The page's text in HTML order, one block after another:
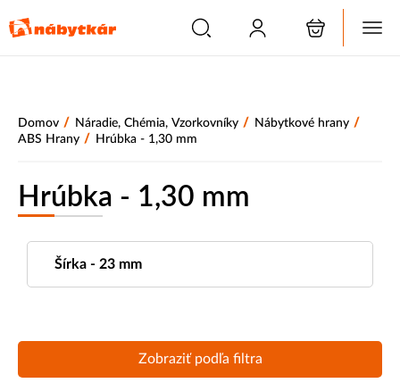
Domov / Náradie, Chémia, Vzorkovníky / Nábytkové hrany /
ABS Hrany / Hrúbka - 1,30 mm
Hrúbka - 1,30 mm
Šírka - 23 mm
Zobraziť podľa filtra